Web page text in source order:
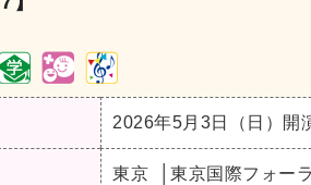
2026年5月3日（日） 開
東京 東京国際フォー